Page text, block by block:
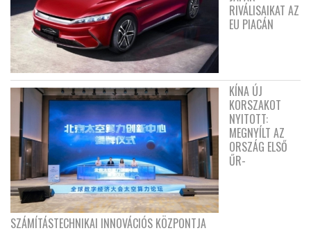
RIVÁLISAIKAT AZ
EU PIACÁN
KÍNA ÚJ
KORSZAKOT
NYITOTT:
MEGNYÍLT AZ
ORSZÁG ELSŐ
ŰR-
SZÁMÍTÁSTECHNIKAI INNOVÁCIÓS KÖZPONTJA